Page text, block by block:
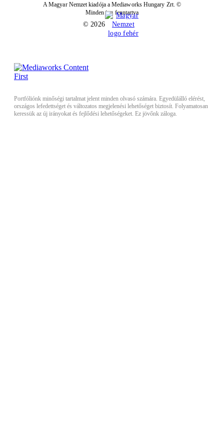
A Magyar Nemzet kiadója a Mediaworks Hungary Zrt. ©
Minden jog fenntartva
© 2026
Portfóliónk minőségi tartalmat jelent minden olvasó számára. Egyedülálló elérést,
országos lefedettséget és változatos megjelenési lehetőséget biztosít. Folyamatosan
keressük az új irányokat és fejlődési lehetőségeket. Ez jövőnk záloga.